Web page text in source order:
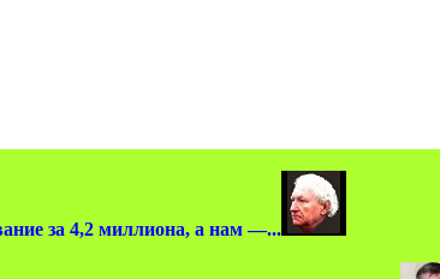
за 4,2 миллиона, а нам —...